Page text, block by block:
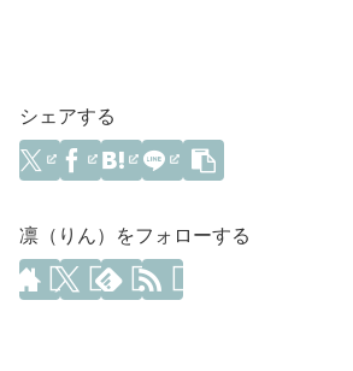
シェアする
凛（りん）をフォローする